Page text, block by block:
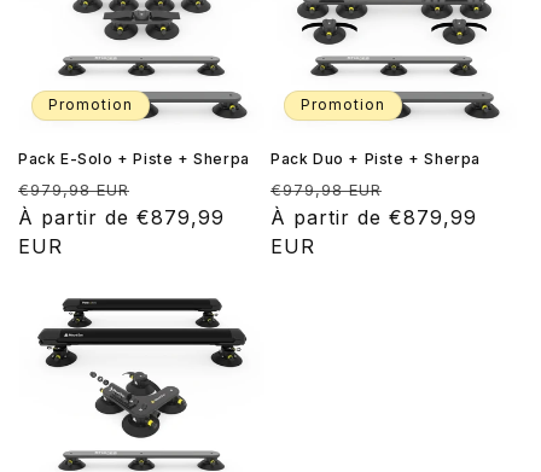
Promotion
Pack E-Solo + Piste + Sherpa
Prix
habituel
€979,98 EUR
promotionnel
À partir de €879,99
EUR
Promotion
Pack Duo + Piste + Sherpa
Prix
habituel
€979,98 EUR
promotionnel
À partir de €879,99
EUR